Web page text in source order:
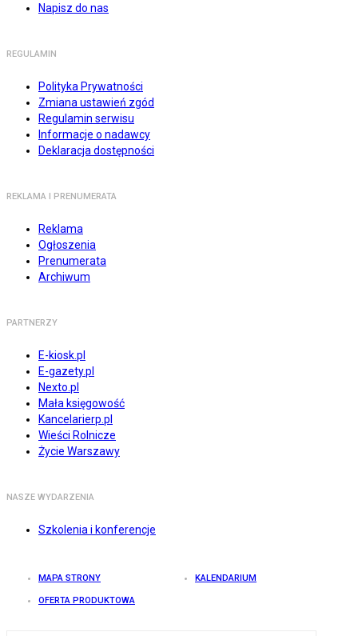
Napisz do nas
REGULAMIN
Polityka Prywatności
Zmiana ustawień zgód
Regulamin serwisu
Informacje o nadawcy
Deklaracja dostępności
REKLAMA I PRENUMERATA
Reklama
Ogłoszenia
Prenumerata
Archiwum
PARTNERZY
E-kiosk.pl
E-gazety.pl
Nexto.pl
Mała księgowość
Kancelarierp.pl
Wieści Rolnicze
Życie Warszawy
NASZE WYDARZENIA
Szkolenia i konferencje
MAPA STRONY KALENDARIUM
OFERTA PRODUKTOWA